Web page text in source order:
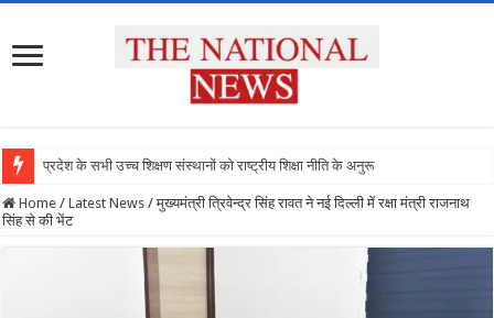
प्रदेश के सभी उच्च शिक्षण संस्थानों को राष्ट्रीय शिक्षा नीति के अनुरूप मॉडिफा
Home / Latest News / मुख्यमंत्री त्रिवेन्द्र सिंह रावत ने नई दिल्ली में रक्षा मंत्री राजनाथ
सिंह से की भेंट